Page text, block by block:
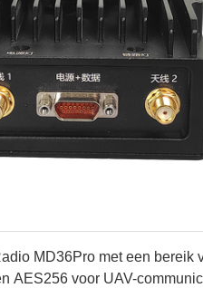
MD36Pro met een bereik
AES256 voor UAV-